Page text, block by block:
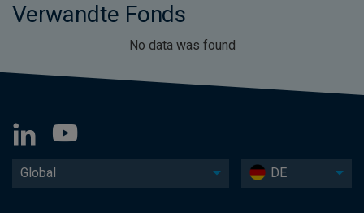
Verwandte Fonds
No data was found
Global DE